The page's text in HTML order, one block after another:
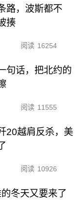
路，波斯都不
揍
阅读 16254
句话，把北约的
阅读 11555
20越肩反杀，美
阅读 10926
冬天又要来了